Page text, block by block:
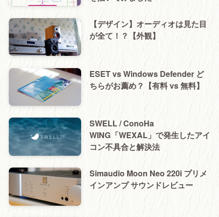
【デザイン】オーディオは見た目
が全て！？【外観】
ESET vs Windows Defender ど
ちらがお薦め？【有料 vs 無料】
SWELL / ConoHa
WING「WEXAL」で発生したアイ
コン不具合と解決法
Simaudio Moon Neo 220i プリメ
インアンプ サウンドレビュー